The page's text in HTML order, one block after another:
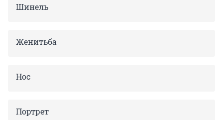
Шинель
Женитьба
Нос
Портрет